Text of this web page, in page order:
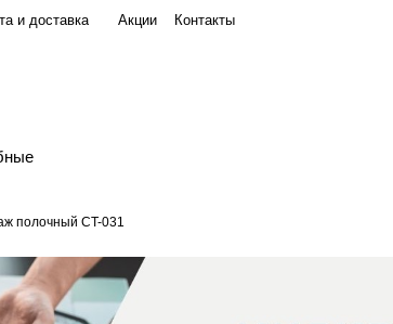
и доставка Акции Контакты
полочный СT-031